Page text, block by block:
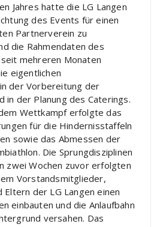
Jahres hatte die LG Langen
des Events für einen
Partnerverein zu
die Rahmendaten des
mehreren Monaten
eigentlichen
der Vorbereitung der
der Planung des Caterings.
Wettkampf erfolgte das
für die Hindernisstaffeln
sowie das Abmessen der
Die Sprungdisziplinen
zwei Wochen zuvor erfolgten
Vorstandsmitglieder,
der LG Langen einen
einbauten und die Anlaufbahn
versahen. Das